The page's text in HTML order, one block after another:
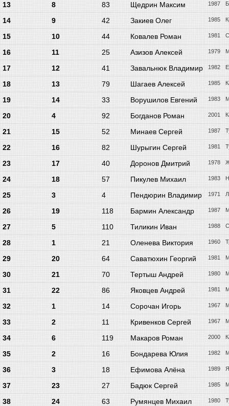
13 8 83 Щедрин Максим 1987
14 9 42 Закиев Олег 1985
15 10 44 Ковалев Роман 1981
16 11 25 Азизов Алексей 1979
17 12 41 Завальнюк Владимир 1982
18 13 79 Шагаев Алексей 1985
19 14 33 Ворушилов Евгений 1983
20 4 92 Богданов Роман 2001
21 15 52 Минаев Сергей 1987
22 16 82 Шурыгин Сергей 1981
23 17 40 Доронов Дмитрий 1978
24 18 57 Пикулев Михаил 1983
25 3 4 Пендюрин Владимир 1971
26 19 118 Бармин Александр 1987
27 5 110 Тиликин Иван 1988
28 1 21 Оленева Виктория 1960
29 20 64 Саватюхин Георгий 1981
30 21 70 Тертыш Андрей 1980
31 22 86 Яковцев Андрей 1981
32 1 14 Сорочан Игорь 1967
33 2 11 Кривенков Сергей 1967
34 6 119 Макаров Роман 2000
35 2 16 Бондарева Юлия 1982
36 3 18 Ефимова Алёна 1989
37 23 27 Бадюк Сергей 1985
38 24 63 Румянцев Михаил 1980